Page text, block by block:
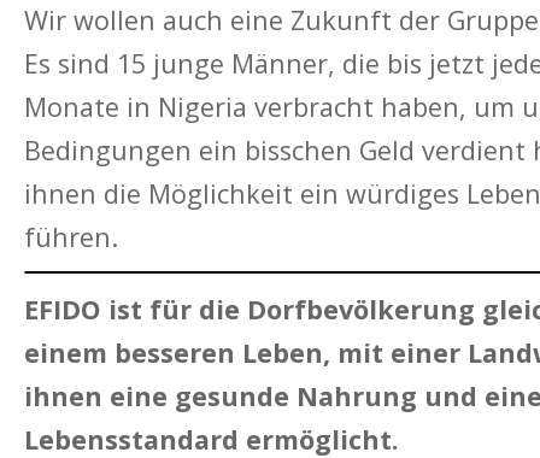
Wir wollen auch eine Zukunft der
Es sind 15 junge Männer, die bis jetzt
Monate in Nigeria verbracht haben, um
Bedingungen ein bisschen Geld verdient
ihnen die Möglichkeit ein würdiges
führen.
EFIDO ist für die Dorfbevölkerung
einem besseren Leben, mit einer
ihnen eine gesunde Nahrung und
Lebensstandard ermöglicht.